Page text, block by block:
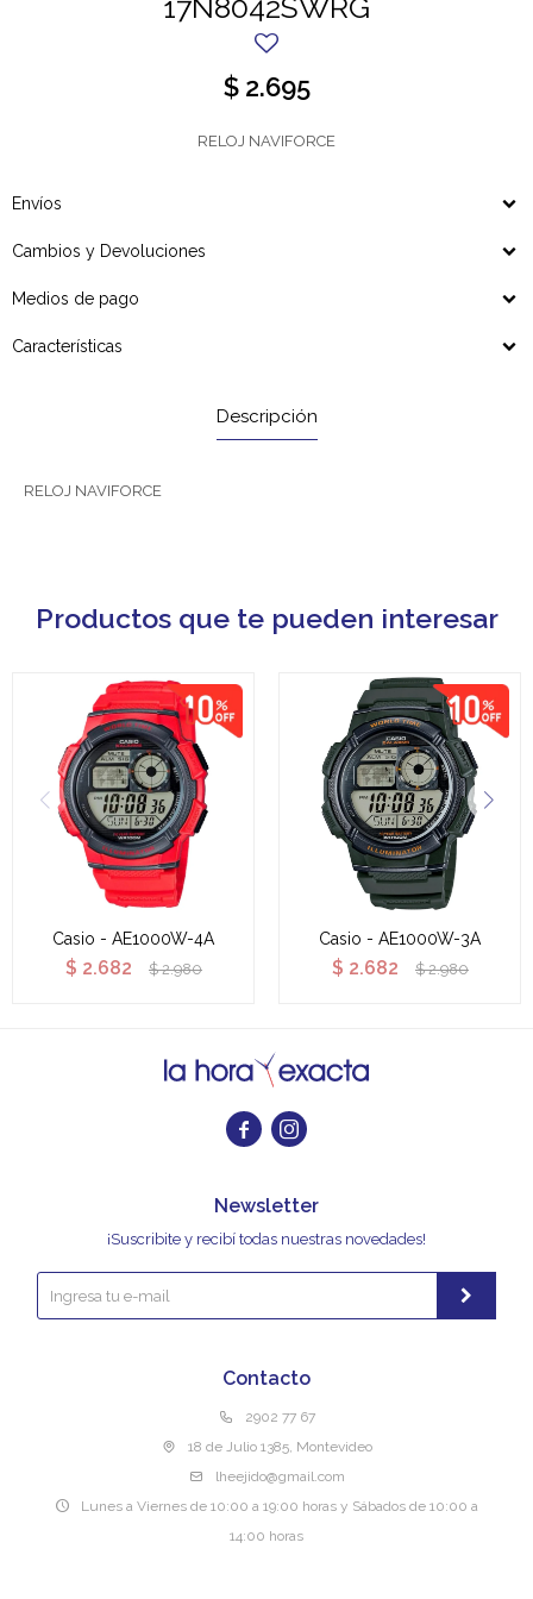
17N8042SWRG
$ 2.695
RELOJ NAVIFORCE
Envíos
Cambios y Devoluciones
Medios de pago
Características
Descripción
RELOJ NAVIFORCE
Productos que te pueden interesar
Casio - AE1000W-4A
$ 2.682 $ 2.980
Casio - AE1000W-3A
$ 2.682 $ 2.980
 
Contacto
2902 77 67
18 de Julio 1385, Montevideo
lheejido@gmail.com
Lunes a Viernes de 10:00 a 19:00 horas y Sábados de 10:00 a
14:00 horas
Newsletter
¡Suscribite y recibí todas nuestras novedades!